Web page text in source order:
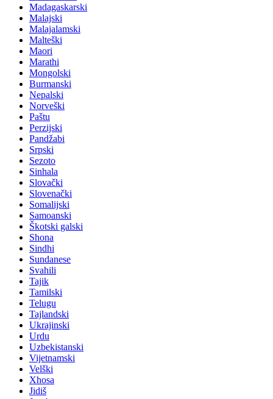
Madagaskarski
Malajski
Malajalamski
Malteški
Maori
Marathi
Mongolski
Burmanski
Nepalski
Norveški
Paštu
Perzijski
Pandžabi
Srpski
Sezoto
Sinhala
Slovački
Slovenački
Somalijski
Samoanski
Škotski galski
Shona
Sindhi
Sundanese
Svahili
Tajik
Tamilski
Telugu
Tajlandski
Ukrajinski
Urdu
Uzbekistanski
Vijetnamski
Velški
Xhosa
Jidiš